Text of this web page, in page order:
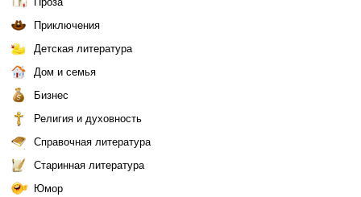
Приключения
Детская литература
Дом и семья
Бизнес
Религия и духовность
Справочная литература
Старинная литература
Юмор